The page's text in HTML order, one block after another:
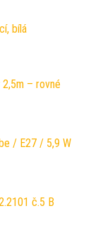
bílá
2,5m – rovné
/ E27 / 5,9 W
č.5 B